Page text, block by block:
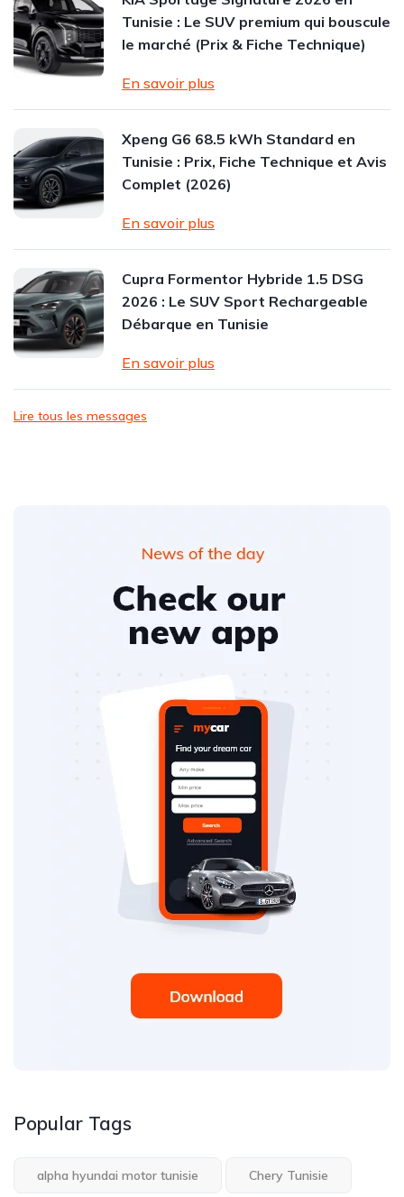
Tunisie : Le SUV premium qui bouscule
le marché (Prix & Fiche Technique)
En savoir plus
Xpeng G6 68.5 kWh Standard en
Tunisie : Prix, Fiche Technique et Avis
Complet (2026)
En savoir plus
Cupra Formentor Hybride 1.5 DSG
2026 : Le SUV Sport Rechargeable
Débarque en Tunisie
En savoir plus
Lire tous les messages
Popular Tags
alpha hyundai motor tunisie Chery Tunisie